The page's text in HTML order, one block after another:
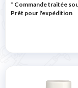
* Commande traitée
Prêt pour l'expédition